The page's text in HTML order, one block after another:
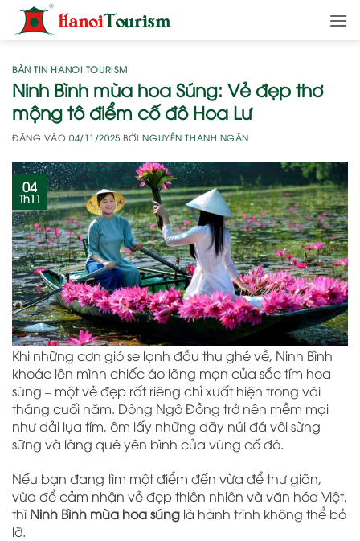
qua
dungBẢN TIN HANOI TOURISM
Ninh Bình mùa hoa Súng: Vẻ đẹp thơ
mộng tô điểm cố đô Hoa Lư
ĐĂNG VÀO04/11/2025 BỞINGUYỄN THANH NGÂN
04
Th11
Khi những cơn gió se lạnh đầu thu ghé về, Ninh Bình
khoác lên mình chiếc áo lãng mạn của sắc tím hoa
súng – một vẻ đẹp rất riêng chỉ xuất hiện trong vài
tháng cuối năm. Dòng Ngô Đồng trở nên mềm mại
như dải lụa tím, ôm lấy những dãy núi đá vôi sừng
sững và làng quê yên bình của vùng cố đô.
Nếu bạn đang tìm một điểm đến vừa để thư giãn,
vừa để cảm nhận vẻ đẹp thiên nhiên và văn hóa Việt,
thì Ninh Bình mùa hoa súng là hành trình không thể bỏ
lỡ.